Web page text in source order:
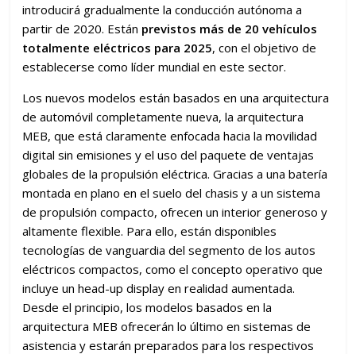
introducirá gradualmente la conducción autónoma a
partir de 2020. Están previstos más de 20 vehículos
totalmente eléctricos para 2025, con el objetivo de
establecerse como líder mundial en este sector.
Los nuevos modelos están basados en una arquitectura
de automóvil completamente nueva, la arquitectura
MEB, que está claramente enfocada hacia la movilidad
digital sin emisiones y el uso del paquete de ventajas
globales de la propulsión eléctrica. Gracias a una batería
montada en plano en el suelo del chasis y a un sistema
de propulsión compacto, ofrecen un interior generoso y
altamente flexible. Para ello, están disponibles
tecnologías de vanguardia del segmento de los autos
eléctricos compactos, como el concepto operativo que
incluye un head-up display en realidad aumentada.
Desde el principio, los modelos basados en la
arquitectura MEB ofrecerán lo último en sistemas de
asistencia y estarán preparados para los respectivos